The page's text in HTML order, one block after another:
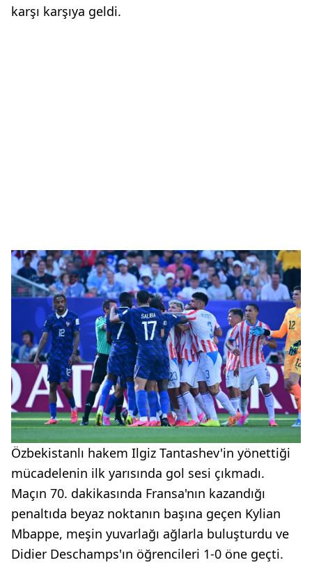
karşı karşıya geldi.
Özbekistanlı hakem Ilgiz Tantashev'in yönettiği
mücadelenin ilk yarısında gol sesi çıkmadı.
Maçın 70. dakikasında Fransa'nın kazandığı
penaltıda beyaz noktanın başına geçen Kylian
Mbappe, meşin yuvarlağı ağlarla buluşturdu ve
Didier Deschamps'ın öğrencileri 1-0 öne geçti.